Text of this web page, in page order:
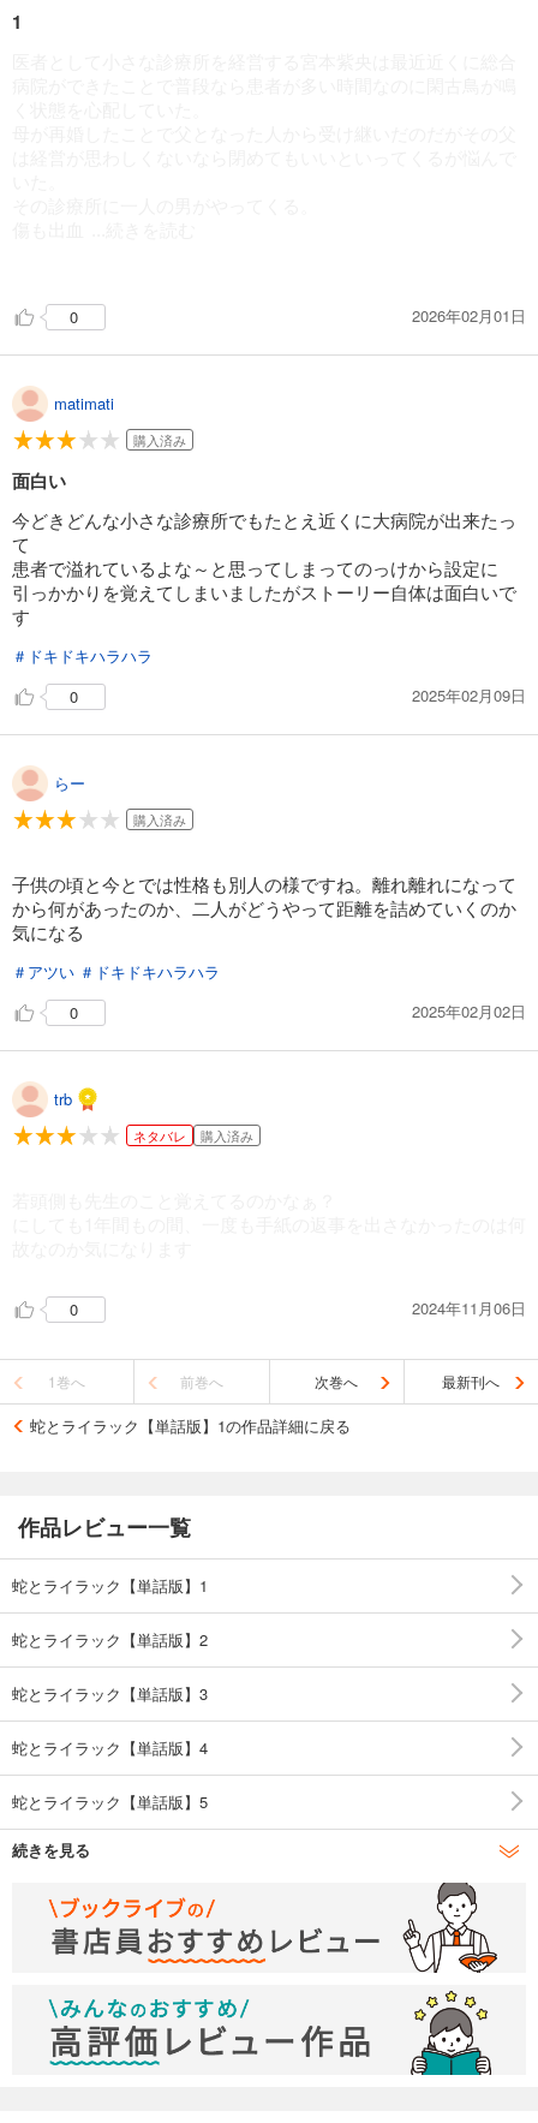
1
身分証を見てかつて転校先にいたおそらく親から乱暴を受け放
置されていたらしい十文字鉄だと思い出す。
対面のふりをして接する。
しかも十文字は体に刺青が入っていることからヤクザらし
く…。
0 2026年02月01日
matimati
購入済み
面白い
今どきどんな小さな診療所でもたとえ近くに大病院が出来たっ
て
患者で溢れているよな～と思ってしまってのっけから設定に
引っかかりを覚えてしまいましたがストーリー自体は面白いで
す
＃ドキドキハラハラ
0
2025年02月09日
らー
購入済み
子供の頃と今とでは性格も別人の様ですね。離れ離れになって
から何があったのか、二人がどうやって距離を詰めていくのか
気になる
＃アツい ＃ドキドキハラハラ
0
2025年02月02日
trb
ネタバレ 購入済み
0 2024年11月06日
1巻へ 前巻へ 次巻へ 最新刊へ
蛇とライラック【単話版】1の作品詳細に戻る
作品レビュー一覧
蛇とライラック【単話版】1
蛇とライラック【単話版】2
蛇とライラック【単話版】3
蛇とライラック【単話版】4
蛇とライラック【単話版】5
蛇とライラック【単話版】6
続きを見る